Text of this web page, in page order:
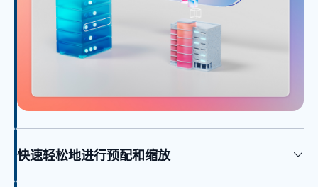
快速轻松地进行预配和缩放